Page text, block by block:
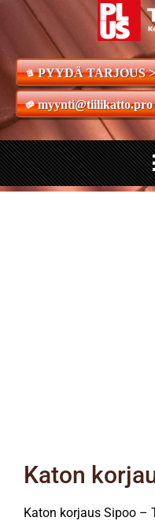
PYYDÄ TARJOUS
myynti@tiilikatto.pro
Katon
Katon korjaus Sipoo –